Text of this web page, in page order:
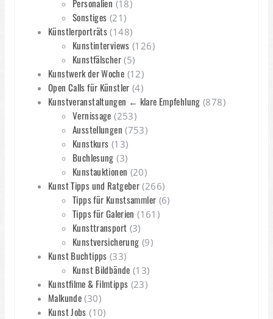
Personalien (18)
Sonstiges (21)
Künstlerporträts (148)
Kunstinterviews (126)
Kunstfälscher(5)
Kunstwerk der Woche (12)
Open Calls für Künstler (4)
Kunstveranstaltungen ← klare Empfehlung (878)
Vernissage (253)
Ausstellungen (753)
Kunstkurs (13)
Buchlesung (3)
Kunstauktionen (20)
Kunst Tipps und Ratgeber (266)
Tipps für Kunstsammler (6)
Tipps für Galerien (161)
Kunsttransport (3)
Kunstversicherung (9)
Kunst Buchtipps (33)
Kunst Bildbände (13)
Kunstfilme & Filmtipps (23)
Malkunde (30)
Kunst Jobs (10)